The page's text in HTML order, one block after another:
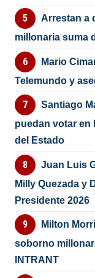
Arrestan a
millonaria suma
Mario
Telemundo y
Santiago
puedan votar en
del Estado
Juan Luis
Milly Quezada y
Presidente 2026
Milton
soborno
INTRANT